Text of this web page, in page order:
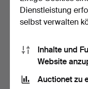
130 USD
Dienstleistung
selbst verwalten
Inhalte und
Website
Auctionet zu